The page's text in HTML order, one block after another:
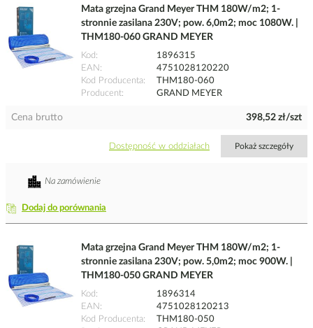
Mata grzejna Grand Meyer THM 180W/m2; 1-
stronnie zasilana 230V; pow. 6,0m2; moc 1080W. |
THM180-060 GRAND MEYER
Kod
1896315
EAN
4751028120220
Kod Producenta
THM180-060
Producent
GRAND MEYER
Cena brutto 398,52 zł/szt
Dostępność w oddziałach Pokaż szczegóły
Dodaj do porównania
Na zamówienie
Mata grzejna Grand Meyer THM 180W/m2; 1-
stronnie zasilana 230V; pow. 5,0m2; moc 900W. |
THM180-050 GRAND MEYER
Kod
1896314
EAN
4751028120213
Kod Producenta
THM180-050